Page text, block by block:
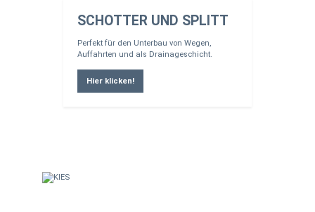
SCHOTTER UND SPLITT
Perfekt für den Unterbau von Wegen,
Auffahrten und als Drainageschicht.
Hier klicken!